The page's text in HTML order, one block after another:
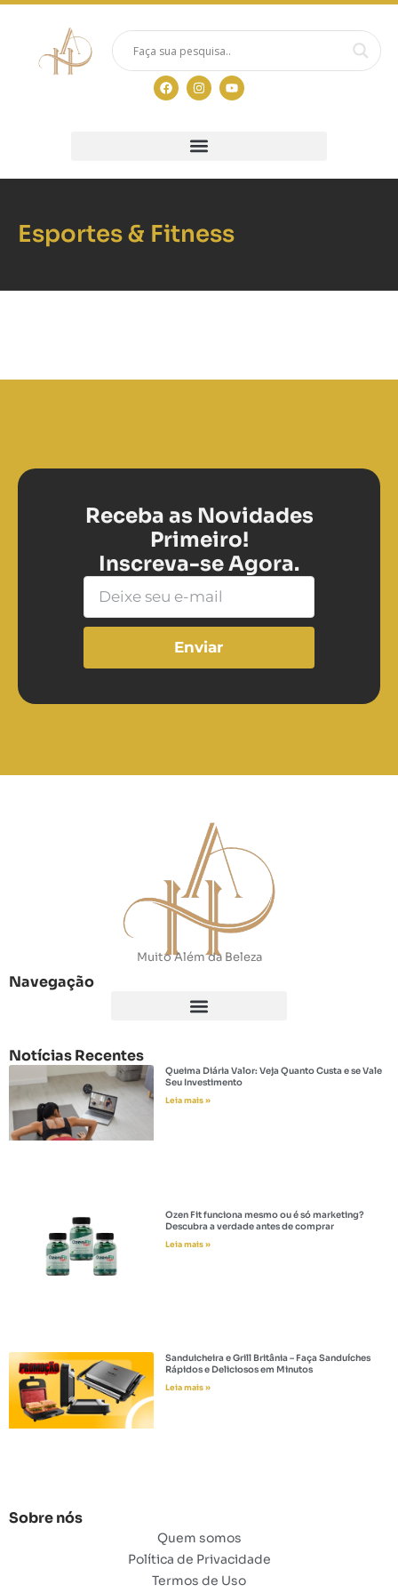
Esportes & Fitness
Receba as Novidades
Primeiro!
Inscreva-se Agora.
Enviar
Muito Além da Beleza
Navegação
Notícias Recentes
Queima Diária Valor: Veja Quanto Custa e se Vale
Seu Investimento
Leia mais »
Ozen Fit funciona mesmo ou é só marketing?
Descubra a verdade antes de comprar
Leia mais »
Sanduicheira e Grill Britânia – Faça Sanduíches
Rápidos e Deliciosos em Minutos
Leia mais »
Sobre nós
Quem somos
Política de Privacidade
Termos de Uso